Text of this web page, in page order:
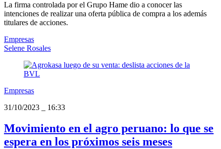
La firma controlada por el Grupo Hame dio a conocer las
intenciones de realizar una oferta pública de compra a los además
titulares de acciones.
Empresas
Selene Rosales
Empresas
31/10/2023
16:33
Movimiento en el agro peruano: lo que se
espera en los próximos seis meses